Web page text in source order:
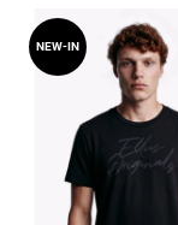
NEW-IN